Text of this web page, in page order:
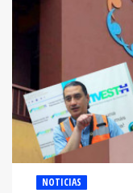
NOTICIAS